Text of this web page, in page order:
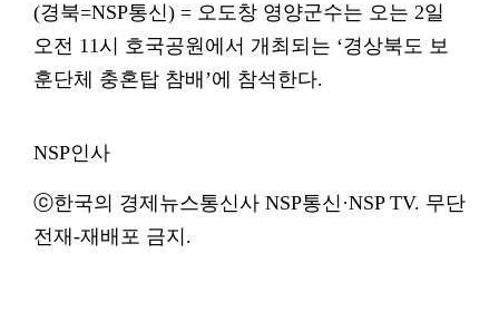
(경북=NSP통신) = 오도창 영양군수는 오는 2일
오전 11시 호국공원에서 개최되는 ‘경상북도 보
훈단체 충혼탑 참배’에 참석한다.
NSP인사
ⓒ한국의 경제뉴스통신사 NSP통신·NSP TV. 무단
전재-재배포 금지.